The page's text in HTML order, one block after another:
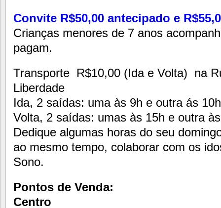
Convite R$50,00 antecipado e
Crianças menores de 7 anos
pagam.
Transporte R$10,00 (Ida e Volta) na
Liberdade
Ida, 2 saídas: uma às 9h e outra ás 10h
Volta, 2 saídas: umas às 15h e outra
Dedique algumas horas do seu
ao mesmo tempo, colaborar com os
Sono.
Pontos de Venda:
Centro